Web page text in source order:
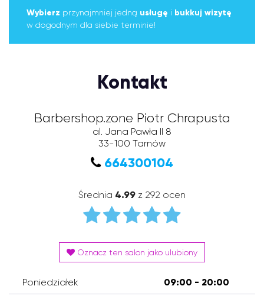
Wybierz przynajmniej jedną usługę i bukkuj wizytę
w dogodnym dla siebie terminie!
Kontakt
Barbershop.zone Piotr Chrapusta
al. Jana Pawła II 8
33-100 Tarnów
664300104
Średnia 4.99 z 292 ocen
Oznacz ten salon jako ulubiony
Poniedziałek 09:00 - 20:00